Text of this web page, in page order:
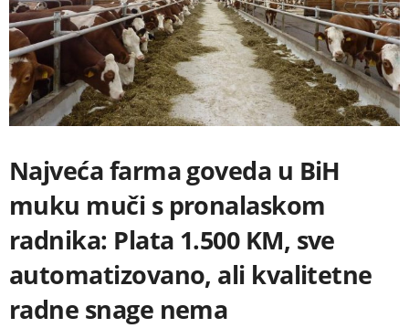
Najveća farma goveda u BiH
muku muči s pronalaskom
radnika: Plata 1.500 KM, sve
automatizovano, ali kvalitetne
radne snage nema